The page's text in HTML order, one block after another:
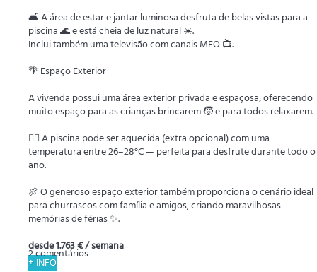
🛋️ A área de estar e jantar luminosa desfruta de belas vistas para a
piscina 🌊 e está cheia de luz natural ☀️.
Inclui também uma televisão com canais MEO 📺.
🌴 Espaço Exterior
A vivenda possui uma área exterior privada e espaçosa, oferecendo
muito espaço para as crianças brincarem 🧒 e para todos relaxarem.
🏊‍♂️ A piscina pode ser aquecida (extra opcional) com uma
temperatura entre 26–28°C — perfeita para desfrute durante todo o
ano.
🍖 O generoso espaço exterior também proporciona o cenário ideal
para churrascos com família e amigos, criando maravilhosas
memórias de férias ✨.
2 comentários
desde1.763 €/ semana
+ INFO